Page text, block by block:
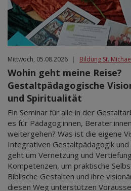
Mittwoch, 05.08.2026 | Bildung St.
Wohin geht meine Reise?
Gestaltpädagogische
und Spiritualität
Ein Seminar für alle in der
es für Pädagog:innen,
weitergehen? Was ist die eigene
Integrativen Gestaltpädagogik und
geht um Vernetzung und
Kompetenzen, um praktische
Biblische Gestalten und ihre
diesen Weg unterstützen